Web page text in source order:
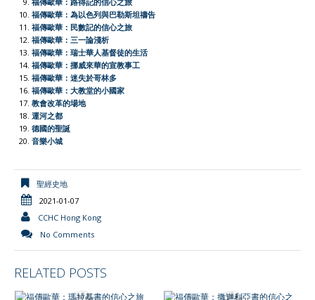
福傳歐華：為以色列與巴勒斯坦禱告
福傳歐華：民數記的信心之旅
福傳歐華：三一論淺析
福傳歐華：瑞士華人基督徒的生活
福傳歐華：挪威來華的宣教事工
福傳歐華：迷失於哥林多
福傳歐華：大教堂的小國家
教會改革的場地
運河之都
德國的聖誕
音樂小城
聖經史地
2021-01-07
CCHC Hong Kong
No Comments
RELATED POSTS